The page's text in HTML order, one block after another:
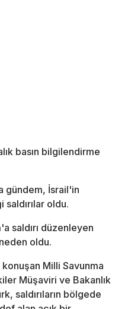
basın bilgilendirme
gündem, İsrail'in
oldu.
saldırı düzenleyen
oldu.
konuşan Milli Savunma
Müşaviri ve Bakanlık
saldırıların bölgede